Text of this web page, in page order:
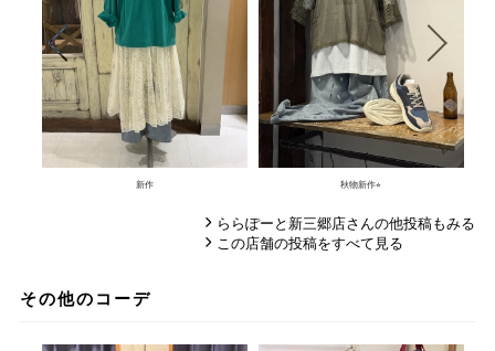
新作 秋物新作⭐︎
ららぽーと新三郷店さんの他投稿もみる
この店舗の投稿をすべて見る
その他のコーデ